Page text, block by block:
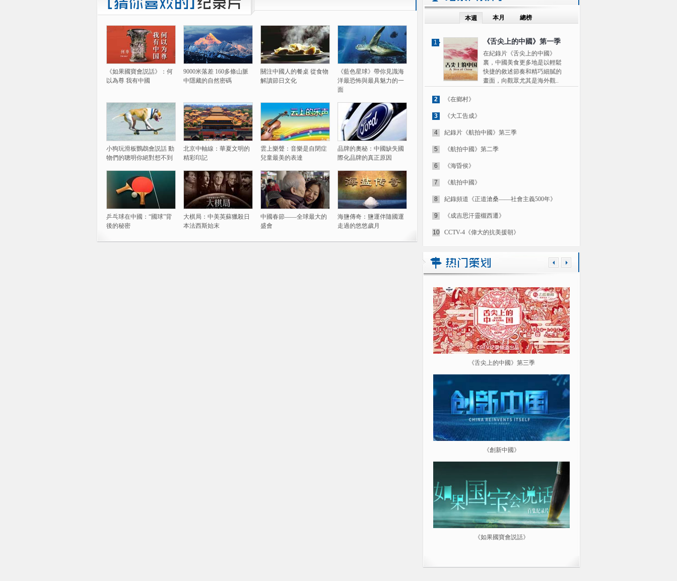
《如果國寶會説話》：何
以為尊 我有中國
9000米落差 160多條山脈
中隱藏的自然密碼
關注中國人的餐桌 從食物
解讀節日文化
《藍色星球》帶你見識海
洋最恐怖與最具魅力的一
面
小狗玩滑板鸚鵡會説話 動
物們的聰明你絕對想不到
北京中軸線：華夏文明的
精彩印記
雲上樂聲：音樂是自閉症
兒童最美的表達
品牌的奧秘：中國缺失國
際化品牌的真正原因
乒乓球在中國：“國球”背
後的秘密
大棋局：中美英蘇獵殺日
本法西斯始末
中國春節——全球最大的
盛會
海鹽傳奇：鹽運伴隨國運
走過的悠悠歲月
本週 本月 總榜
1 《舌尖上的中國》第一季
在紀錄片《舌尖上的中國》
裏，中國美食更多地是以輕鬆
快捷的敘述節奏和精巧細膩的
畫面，向觀眾尤其是海外觀..
2 《在鄉村》
3 《大工告成》
4 紀錄片《航拍中國》第三季
5 《航拍中國》第二季
6 《海昏侯》
7 《航拍中國》
8 紀錄頻道《正道滄桑——社會主義500年》
9 《成吉思汗靈櫬西遷》
10 CCTV-4《偉大的抗美援朝》
《舌尖上的中國》第三季
《創新中國》
《如果國寶會説話》